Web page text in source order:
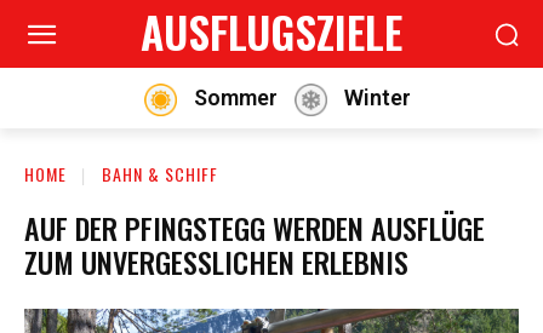
AUSFLUGSZIELE
Sommer Winter
HOME BAHN & SCHIFF
AUF DER PFINGSTEGG WERDEN AUSFLÜGE
ZUM UNVERGESSLICHEN ERLEBNIS